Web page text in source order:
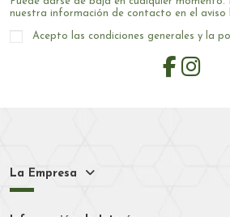
nuestra información de contacto en el aviso
Acepto las condiciones generales y la
La Empresa